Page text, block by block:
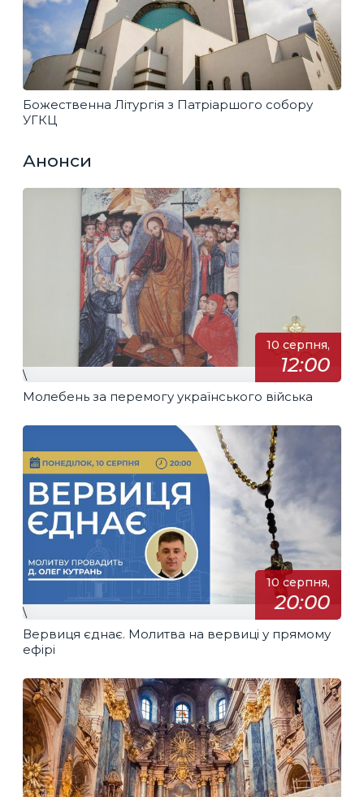
Божественна Літургія з Патріаршого собору
УГКЦ
Анонси
10 серпня,
12:00
\
Молебень за перемогу українського війська
10 серпня,
20:00
\
Вервиця єднає. Молитва на вервиці у прямому
ефірі